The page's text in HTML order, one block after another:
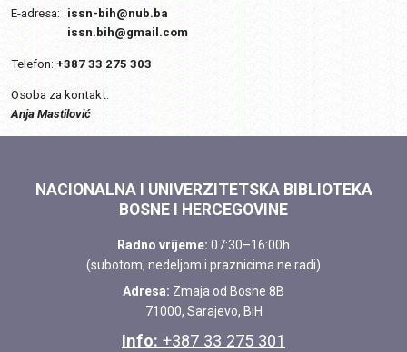
E-adresa:
issn-bih@nub.ba
issn.bih@gmail.com
Telefon: +387 33 275 303
Osoba za kontakt:
Anja Mastilović
NACIONALNA I UNIVERZITETSKA BIBLIOTEKA
BOSNE I HERCEGOVINE
Radno vrijeme: 07:30–16:00h
(subotom, nedeljom i praznicima ne radi)
Adresa: Zmaja od Bosne 8B
71000, Sarajevo, BiH
Info: +387 33 275 301